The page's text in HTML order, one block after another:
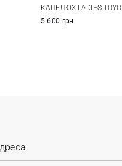
S M
КАПЕЛЮХ LADIES TOYO
5 600 грн